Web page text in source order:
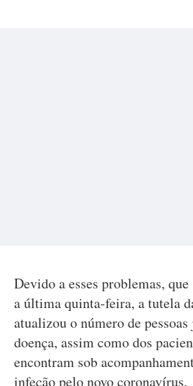
Devido a esses problemas,
a última quinta-feira, a tutela
atualizou o número de pessoas
doença, assim como dos
encontram sob
infeção pelo novo coronavírus.